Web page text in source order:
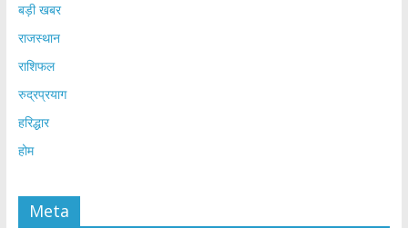
बड़ी खबर
राजस्थान
राशिफल
रुद्रप्रयाग
हरिद्धार
होम
Meta